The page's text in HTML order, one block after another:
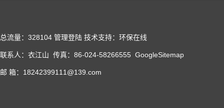
总流量：328104 管理登陆 技术支持： 环保在线
联系人：衣江山 传真：86-024-58266555 GoogleSitemap
邮 箱：18242399111@139.com